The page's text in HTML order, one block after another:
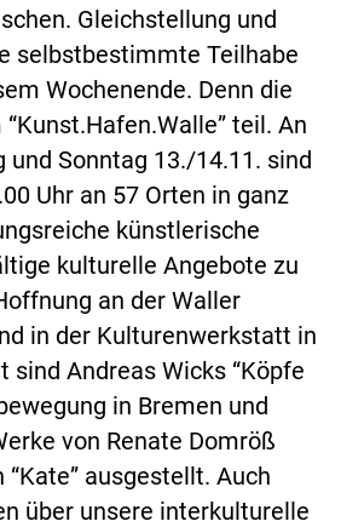
Gleichstellung und
selbstbestimmte Teilhabe
Wochenende. Denn die
teil. An
und Sonntag 13./14.11. sind
Uhr an 57 Orten in ganz
künstlerische
kulturelle Angebote zu
an der Waller
in der Kulturenwerkstatt in
sind Andreas Wicks “Köpfe
in Bremen und
von Renate Domröß
“Kate” ausgestellt. Auch
über unsere interkulturelle